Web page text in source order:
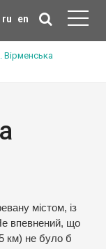
ru en
Вірменська
містом, із
впевнений, що
км) не було б